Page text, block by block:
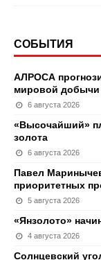
СОБЫТИЯ
АЛРОСА
мировой добычи
6 августа 2026
«Высочайший»
золота
6 августа 2026
Павел
приоритетных
5 августа 2026
«Янзолото»
4 августа 2026
Солнцевский